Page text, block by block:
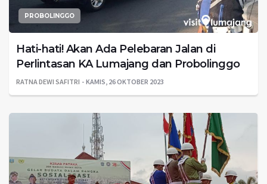
PROBOLINGGO
Hati-hati! Akan Ada Pelebaran Jalan di
Perlintasan KA Lumajang dan Probolinggo
RATNA DEWI SAFITRI KAMIS, 26 OKTOBER 2023